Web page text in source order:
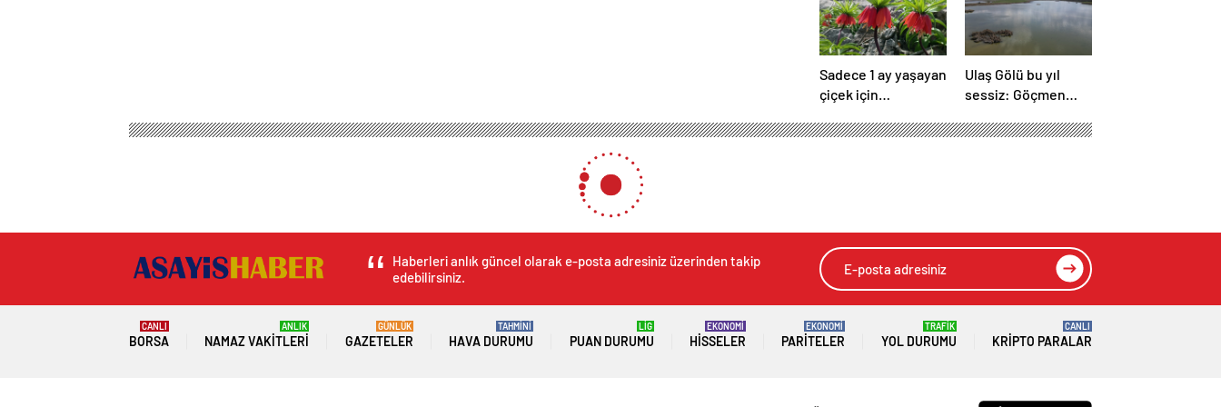
Sadece 1 ay yaşayan
çiçek için
akın geliyor!
Ulaş Gölü bu yıl
sessiz: Göçmen
gelmedi?
İzmir’de Feci Kaza: 2 Sürücü Hayatını Kaybetti
İzmir’de Feci Kaza: 2 Sürücü Hayatını Kaybetti